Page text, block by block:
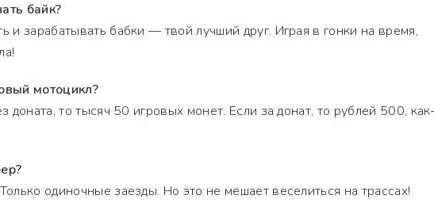
байк?
и зарабатывать бабки — твой лучший друг. Играя в гонки на время,
мотоцикл?
доната, то тысяч 50 игровых монет. Если за донат, то рублей 500,
одиночные заезды. Но это не мешает веселиться на трассах!